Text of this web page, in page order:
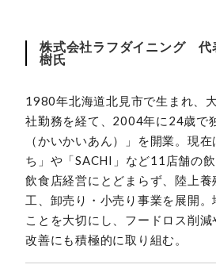
株式会社ラフダイニング
樹氏
1980年北海道北見市で生まれ、
社勤務を経て、2004年に24歳で
（かいかいあん）」を開業。現
ち」や「SACHI」など11店舗の飲
飲食店経営にとどまらず、陸上
工、卸売り・小売り事業を展開。
ことを大切にし、フードロス削
改善にも積極的に取り組む。